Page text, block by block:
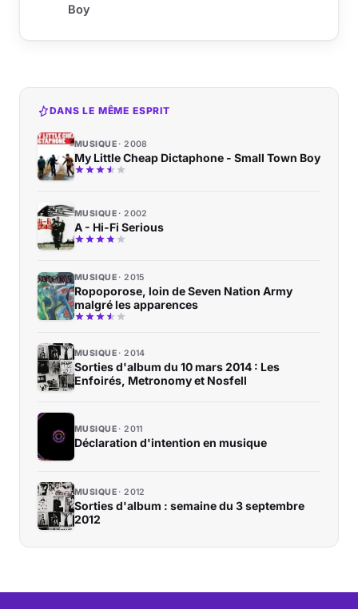
Boy
DANS LE MÊME ESPRIT
MUSIQUE 2008
My Little Cheap Dictaphone - Small Town Boy
MUSIQUE 2002
A - Hi-Fi Serious
MUSIQUE 2015
Ropoporose, loin de Seven Nation Army
malgré les apparences
MUSIQUE 2014
Sorties d'album du 10 mars 2014 : Les
Enfoirés, Metronomy et Nosfell
MUSIQUE 2011
Déclaration d'intention en musique
MUSIQUE 2012
Sorties d'album : semaine du 3 septembre
2012